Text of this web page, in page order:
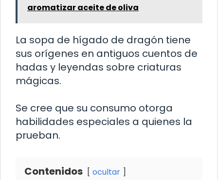
aromatizar aceite de oliva
La sopa de hígado de dragón tiene
sus orígenes en antiguos cuentos de
hadas y leyendas sobre criaturas
mágicas.
Se cree que su consumo otorga
habilidades especiales a quienes la
prueban.
Contenidos ocultar